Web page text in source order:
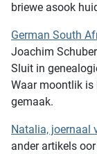
briewe asook
German South
Joachim
Sluit in
Waar moontlik is
gemaak.
Natalia, joernaal
ander artikels